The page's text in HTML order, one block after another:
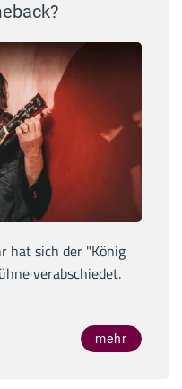
hat sich der "König
verabschiedet.
mehr